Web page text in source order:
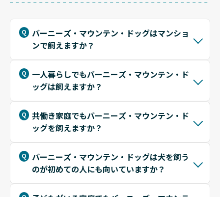
バーニーズ・マウンテン・ドッグはマンショ
ンで飼えますか？
一人暮らしでもバーニーズ・マウンテン・ド
ッグは飼えますか？
共働き家庭でもバーニーズ・マウンテン・ド
ッグを飼えますか？
バーニーズ・マウンテン・ドッグは犬を飼う
のが初めての人にも向いていますか？